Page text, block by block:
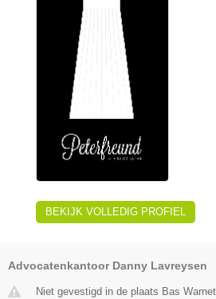
BEKIJK VOLLEDIG PROFIEL
Advocatenkantoor Danny Lavreysen
Niet gevestigd in de plaats Bas